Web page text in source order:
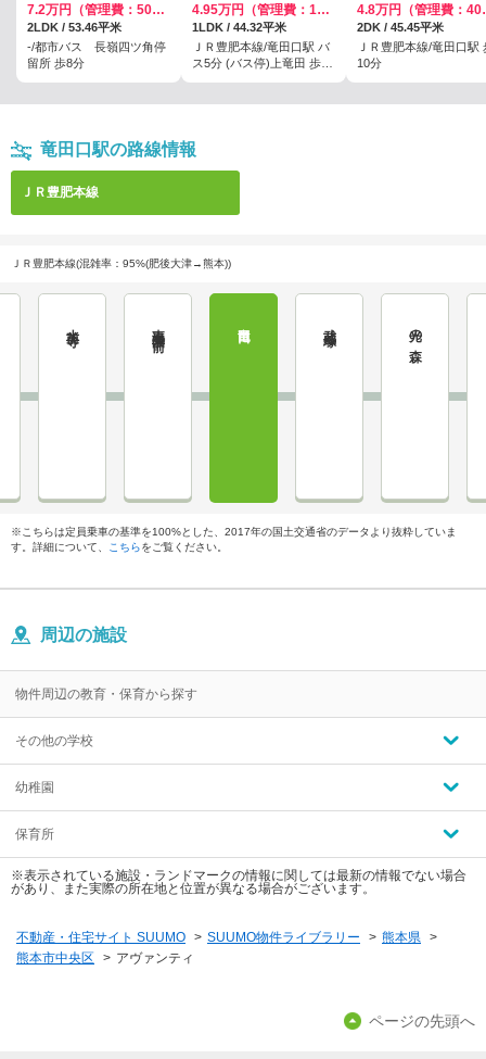
7.2万円（管理費：5000円）
2LDK / 53.46平米
-/都市バス 長嶺四ツ角停
留所 歩8分
4.95万円（管理費：1800円）
1LDK / 44.32平米
ＪＲ豊肥本線/竜田口駅 バ
ス5分 (バス停)上竜田 歩5
4.8
2DK / 45.45平米
ＪＲ豊肥本線/竜田口駅
10分
竜田口駅の路線情報
ＪＲ豊肥本線
ＪＲ豊肥本線(混雑率：95%(肥後大津→熊本))
光の森
※こちらは定員乗車の基準を100%とした、2017年の国土交通省のデータより抜粋していま
す。詳細について、
こちらをご覧ください。
周辺の施設
物件周辺の教育・保育から探す
その他の学校
幼稚園
保育所
※表示されている施設・ランドマークの情報に関しては最新の情報でない場合
があり、また実際の所在地と位置が異なる場合がございます。
不動産・住宅サイト SUUMO > SUUMO物件ライブラリー > 熊本県 >
熊本市中央区
> アヴァンティ
ページの先頭へ